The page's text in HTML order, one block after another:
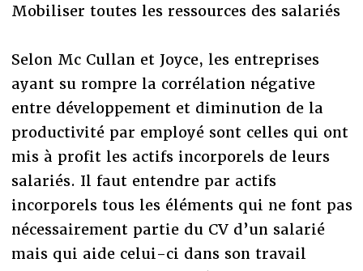
Mobiliser toutes les ressources des salariés
Selon Mc Cullan et Joyce, les entreprises
ayant su rompre la corrélation négative
entre développement et diminution de la
productivité par employé sont celles qui ont
mis à profit les actifs incorporels de leurs
salariés. Il faut entendre par actifs
incorporels tous les éléments qui ne font pas
nécessairement partie du CV d’un salarié
mais qui aide celui-ci dans son travail